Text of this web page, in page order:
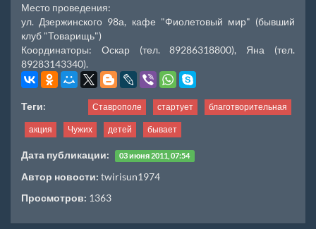
Место проведения:
ул. Дзержинского 98а, кафе "Фиолетовый мир" (бывший
клуб "Товарищь")
Координаторы: Оскар (тел. 89286318800), Яна (тел.
89283143340).
Теги: Ставрополе стартует благотворительная
акция Чужих детей бывает
Дата публикации: 03 июня 2011, 07:54
Автор новости: twirisun1974
Просмотров: 1363